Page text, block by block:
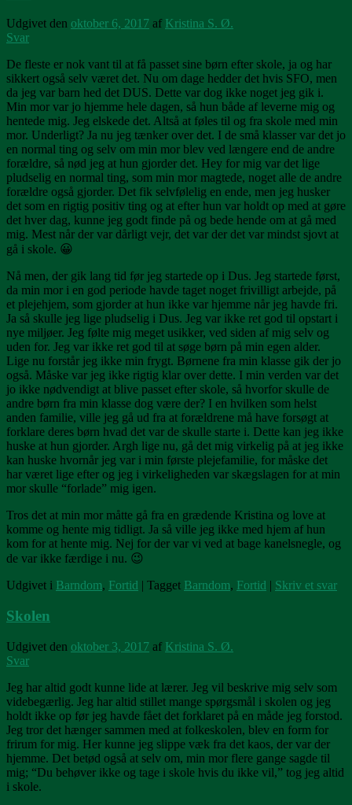
Udgivet den oktober 6, 2017 af Kristina S. Ø.
Svar
De fleste er nok vant til at få passet sine børn efter skole, ja og har
sikkert også selv været det. Nu om dage hedder det hvis SFO, men
da jeg var barn hed det DUS. Dette var dog ikke noget jeg gik i.
Min mor var jo hjemme hele dagen, så hun både af leverne mig og
hentede mig. Jeg elskede det. Altså at føles til og fra skole med min
mor. Underligt? Ja nu jeg tænker over det. I de små klasser var det jo
en normal ting og selv om min mor blev ved længere end de andre
forældre, så nød jeg at hun gjorder det. Hey for mig var det lige
pludselig en normal ting, som min mor magtede, noget alle de andre
forældre også gjorder. Det fik selvfølelig en ende, men jeg husker
det som en rigtig positiv ting og at efter hun var holdt op med at gøre
det hver dag, kunne jeg godt finde på og bede hende om at gå med
mig. Mest når der var dårligt vejr, det var der det var mindst sjovt at
gå i skole. 😀
Nå men, der gik lang tid før jeg startede op i Dus. Jeg startede først,
da min mor i en god periode havde taget noget frivilligt arbejde, på
et plejehjem, som gjorder at hun ikke var hjemme når jeg havde fri.
Ja så skulle jeg lige pludselig i Dus. Jeg var ikke ret god til opstart i
nye miljøer. Jeg følte mig meget usikker, ved siden af mig selv og
uden for. Jeg var ikke ret god til at søge børn på min egen alder.
Lige nu forstår jeg ikke min frygt. Børnene fra min klasse gik der jo
også. Måske var jeg ikke rigtig klar over dette. I min verden var det
jo ikke nødvendigt at blive passet efter skole, så hvorfor skulle de
andre børn fra min klasse dog være der? I en hvilken som helst
anden familie, ville jeg gå ud fra at forældrene må have forsøgt at
forklare deres børn hvad det var de skulle starte i. Dette kan jeg ikke
huske at hun gjorder. Argh lige nu, gå det mig virkelig på at jeg ikke
kan huske hvornår jeg var i min første plejefamilie, for måske det
har været lige efter og jeg i virkeligheden var skægslagen for at min
mor skulle “forlade” mig igen.
Tros det at min mor måtte gå fra en grædende Kristina og love at
komme og hente mig tidligt. Ja så ville jeg ikke med hjem af hun
kom for at hente mig. Nej for der var vi ved at bage kanelsnegle, og
de var ikke færdige i nu. 😉
Udgivet i Barndom, Fortid | Tagget Barndom, Fortid | Skriv et svar
Skolen
Udgivet den oktober 3, 2017 af Kristina S. Ø.
Svar
Jeg har altid godt kunne lide at lærer. Jeg vil beskrive mig selv som
videbegærlig. Jeg har altid stillet mange spørgsmål i skolen og jeg
holdt ikke op før jeg havde fået det forklaret på en måde jeg forstod.
Jeg tror det hænger sammen med at folkeskolen, blev en form for
frirum for mig. Her kunne jeg slippe væk fra det kaos, der var der
hjemme. Det betød også at selv om, min mor flere gange sagde til
mig; “Du behøver ikke og tage i skole hvis du ikke vil,” tog jeg altid
i skole.